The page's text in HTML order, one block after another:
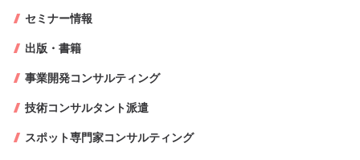
セミナー情報
出版・書籍
事業開発コンサルティング
技術コンサルタント派遣
スポット専門家コンサルティング